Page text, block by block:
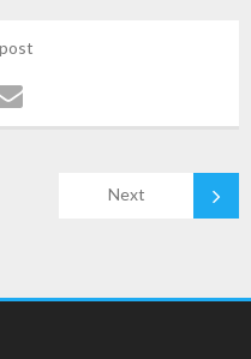
Next